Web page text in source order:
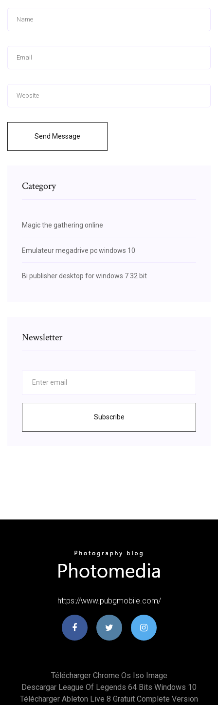
Send Message
Category
Magic the gathering online
Emulateur megadrive pc windows 10
Bi publisher desktop for windows 7 32 bit
Newsletter
Subscribe
https://www.pubgmobile.com/
Télécharger Chrome Os Iso Image
Descargar League Of Legends 64 Bits Windows 10
Télécharger Ableton Live 8 Gratuit Complete Version